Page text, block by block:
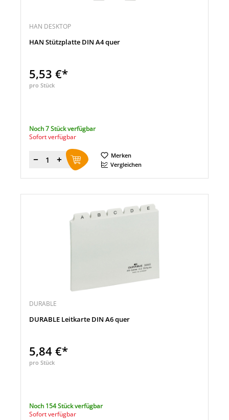
HAN DESKTOP
HAN Stützplatte DIN A4 quer
5,53 €*
pro Stück
Noch 7 Stück verfügbar
Sofort verfügbar
Menge
Merken
Vergleichen
DURABLE
DURABLE Leitkarte DIN A6 quer
5,84 €*
pro Stück
Noch 154 Stück verfügbar
Sofort verfügbar